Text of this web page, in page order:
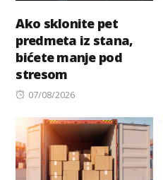
Ako sklonite pet
predmeta iz stana,
bićete manje pod
stresom
Posted
07/08/2026